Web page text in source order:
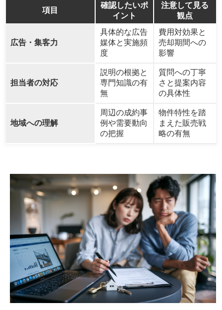
項目
確認したいポ
イント
注意して見る
観点
広告・集客力
具体的な広告
媒体と実施頻
度
費用対効果と
売却期間への
影響
担当者の対応
説明の根拠と
専門知識の有
無
質問への丁寧
さと提案内容
の具体性
地域への理解
周辺の成約事
例や需要動向
の把握
物件特性を踏
まえた販売戦
略の有無